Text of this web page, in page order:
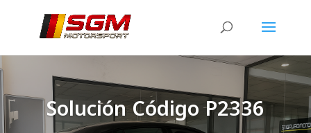
Solución Código P2336